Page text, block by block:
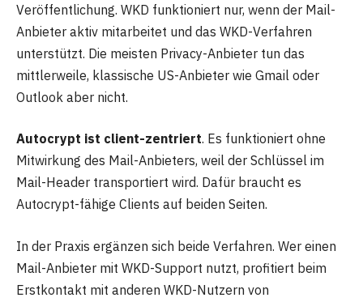
Veröffentlichung. WKD funktioniert nur, wenn der Mail-
Anbieter aktiv mitarbeitet und das WKD-Verfahren
unterstützt. Die meisten Privacy-Anbieter tun das
mittlerweile, klassische US-Anbieter wie Gmail oder
Outlook aber nicht.
Autocrypt ist client-zentriert. Es funktioniert ohne
Mitwirkung des Mail-Anbieters, weil der Schlüssel im
Mail-Header transportiert wird. Dafür braucht es
Autocrypt-fähige Clients auf beiden Seiten.
In der Praxis ergänzen sich beide Verfahren. Wer einen
Mail-Anbieter mit WKD-Support nutzt, profitiert beim
Erstkontakt mit anderen WKD-Nutzern von